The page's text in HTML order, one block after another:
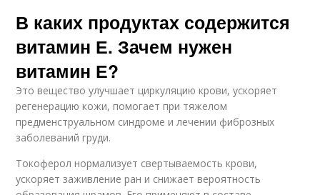
В каких продуктах содержится
витамин Е. Зачем нужен
витамин Е?
Это вещество улучшает циркуляцию крови, ускоряет
регенерацию кожи, помогает при тяжелом
предменструальном синдроме и лечении фиброзных
заболеваний груди.
Токоферол нормализует свертываемость крови,
ускоряет заживление ран и снижает вероятность